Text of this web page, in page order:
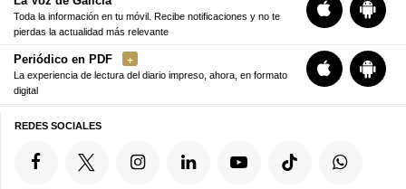
Toda la información en tu móvil. Recibe notificaciones y no te
pierdas la actualidad más relevante
Periódico en PDF
La experiencia de lectura del diario impreso, ahora, en formato
digital
REDES SOCIALES